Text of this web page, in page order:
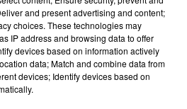
50 litres de sodas qui étaient
par personne. Aux Etats-Unis,
and present advertising and content;
choices. These technologies may
IP address and browsing data to offer
devices based on information actively
data; Match and combine data from
devices; Identify devices based on